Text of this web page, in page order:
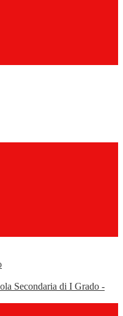
Secondaria di I Grado -